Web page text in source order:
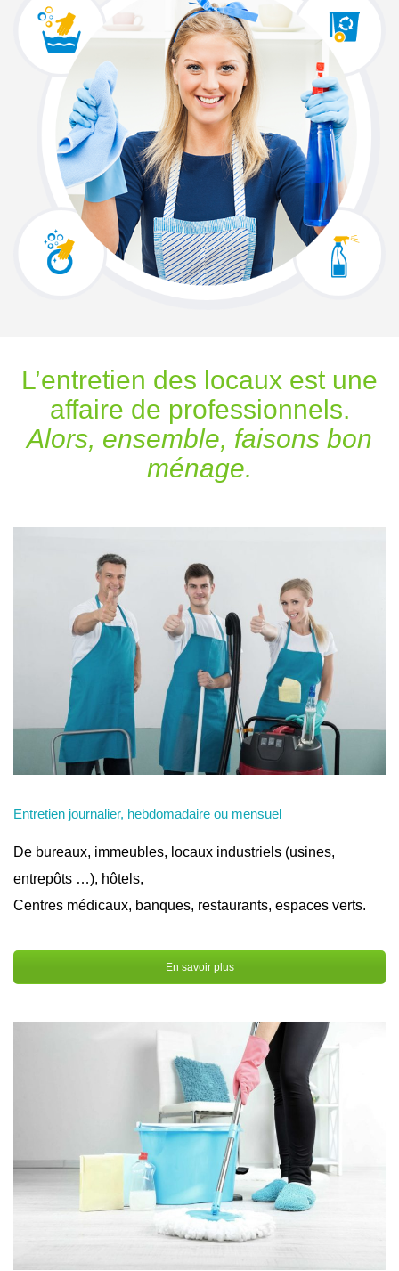
L’entretien des locaux est une
affaire de professionnels.
Alors, ensemble, faisons bon
ménage.
Entretien journalier, hebdomadaire ou mensuel
De bureaux, immeubles, locaux industriels (usines,
entrepôts …), hôtels,
Centres médicaux, banques, restaurants, espaces verts.
En savoir plus